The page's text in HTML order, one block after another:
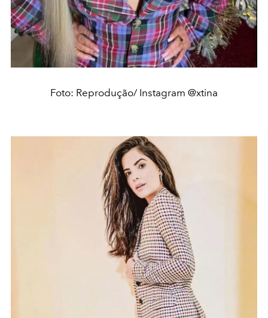
Foto: Reprodução/ Instagram @xtina